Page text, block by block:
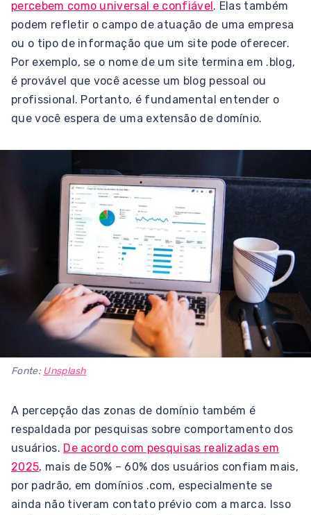
percebem como universal e confiável. Elas também
podem refletir o campo de atuação de uma empresa
ou o tipo de informação que um site pode oferecer.
Por exemplo, se o nome de um site termina em .blog,
é provável que você acesse um blog pessoal ou
profissional. Portanto, é fundamental entender o
que você espera de uma extensão de domínio.
Fonte: Unsplash
A percepção das zonas de domínio também é
respaldada por pesquisas sobre comportamento dos
usuários. De acordo com pesquisas realizadas em
2025, mais de 50% – 60% dos usuários confiam mais,
por padrão, em domínios .com, especialmente se
ainda não tiveram contato prévio com a marca. Isso